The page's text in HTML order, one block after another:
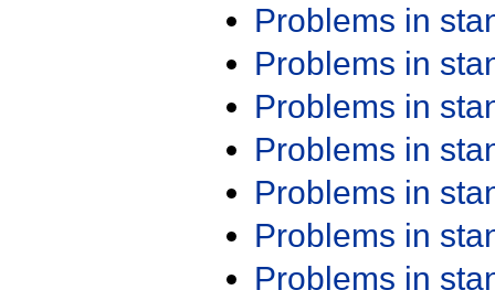
Problems in
Problems in
Problems in
Problems in
Problems in
Problems in
Problems in